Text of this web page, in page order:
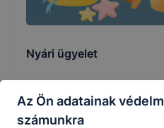
Nyári ügyelet
Diákokat, hogy a nyári
alatt az alábbi napokon
Az Ön adatainak
számunkra